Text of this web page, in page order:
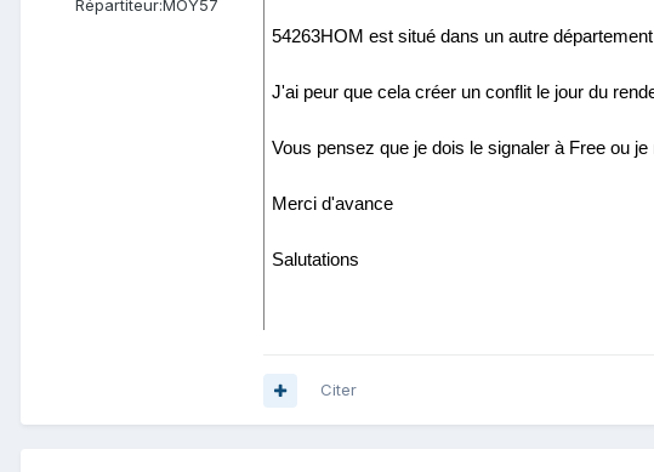
Répartiteur:MOY57
54263HOM est situé dans un autre
J'ai peur que cela créer un conflit le jour du
Vous pensez que je dois le signaler à Free ou
Merci d'avance
Salutations
Citer